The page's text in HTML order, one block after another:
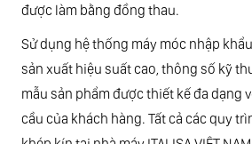
được làm bằng đồng thau.
Sử dụng hệ thống máy móc nhập
sản xuất hiệu suất cao, thông số kỹ
mẫu sản phẩm được thiết kế đa dạng
cầu của khách hàng. Tất cả các quy